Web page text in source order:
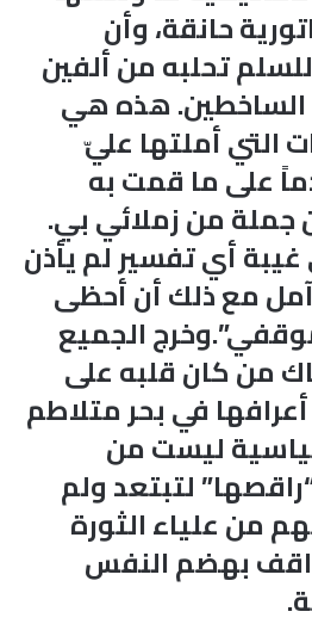
حانقة، وأن
تحلبه من ألفين
الساخطين. هذه هي
التي أملتها عليّ
على ما قمت به
جملة من زملائي بي.
أي تفسير لم يأذن
مع ذلك أن أحظى
الجميع
من كان قلبه على
في بحر متلاطم
ليست من
لتبتعد ولم
من علياء الثورة
بهضم النفس